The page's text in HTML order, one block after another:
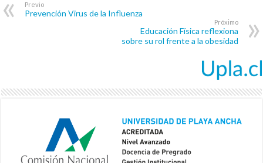
Previo
Prevención Virus de la Influenza
Próximo
Educación Física reflexiona
sobre su rol frente a la obesidad